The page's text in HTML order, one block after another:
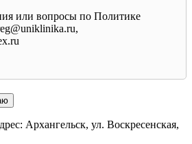
или вопросы по Политике
Архангельск, ул. Воскресенская,